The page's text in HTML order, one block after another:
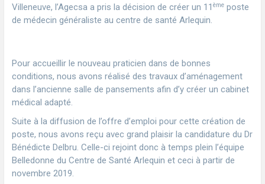
Villeneuve, l’Agecsa a pris la décision de créer un 11 èmeposte
de médecin généraliste au centre de santé Arlequin.
Pour accueillir le nouveau praticien dans de bonnes
conditions, nous avons réalisé des travaux d’aménagement
dans l’ancienne salle de pansements afin d’y créer un cabinet
médical adapté.
Suite à la diffusion de l’offre d’emploi pour cette création de
poste, nous avons reçu avec grand plaisir la candidature du Dr
Bénédicte Delbru. Celle-ci rejoint donc à temps plein l’équipe
Belledonne du Centre de Santé Arlequin et ceci à partir de
novembre 2019.